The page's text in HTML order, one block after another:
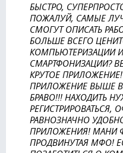
БЫСТРО,
ПОЖАЛУЙ, САМЫЕ
СМОГУТ ОПИСАТЬ
БОЛЬШЕ ВСЕГО
КОМПЬЮТЕРИЗАЦИИ
СМАРТФОНИЗАЦИИ?
КРУТОЕ
ПРИЛОЖЕНИЕ ВЫШЕ
БРАВО!!! НАХОДИТЬ
РЕГИСТРИРОВАТЬСЯ,
РАВНОЗНАЧНО
ПРИЛОЖЕНИЯ! МАНИ
ПРОДВИНУТАЯ МФО!